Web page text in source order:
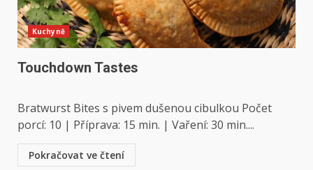
Kuchyně
Touchdown Tastes
Bratwurst Bites s pivem dušenou cibulkou Počet
porcí: 10 | Příprava: 15 min. | Vaření: 30 min....
Pokračovat ve čtení